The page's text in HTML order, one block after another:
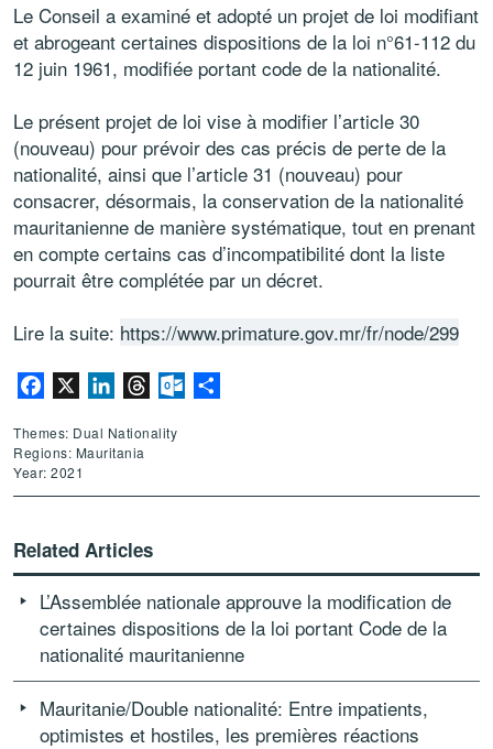
Le Conseil a examiné et adopté un projet de loi modifiant
et abrogeant certaines dispositions de la loi n°61-112 du
12 juin 1961, modifiée portant code de la nationalité.
Le présent projet de loi vise à modifier l’article 30
(nouveau) pour prévoir des cas précis de perte de la
nationalité, ainsi que l’article 31 (nouveau) pour
consacrer, désormais, la conservation de la nationalité
mauritanienne de manière systématique, tout en prenant
en compte certains cas d’incompatibilité dont la liste
pourrait être complétée par un décret.
Lire la suite: https://www.primature.gov.mr/fr/node/299
Facebook LinkedInThreadsOutlook.com
Themes: Dual Nationality
Regions: Mauritania
Year: 2021
Related Articles
L’Assemblée nationale approuve la modification de
certaines dispositions de la loi portant Code de la
nationalité mauritanienne
Mauritanie/Double nationalité: Entre impatients,
optimistes et hostiles, les premières réactions